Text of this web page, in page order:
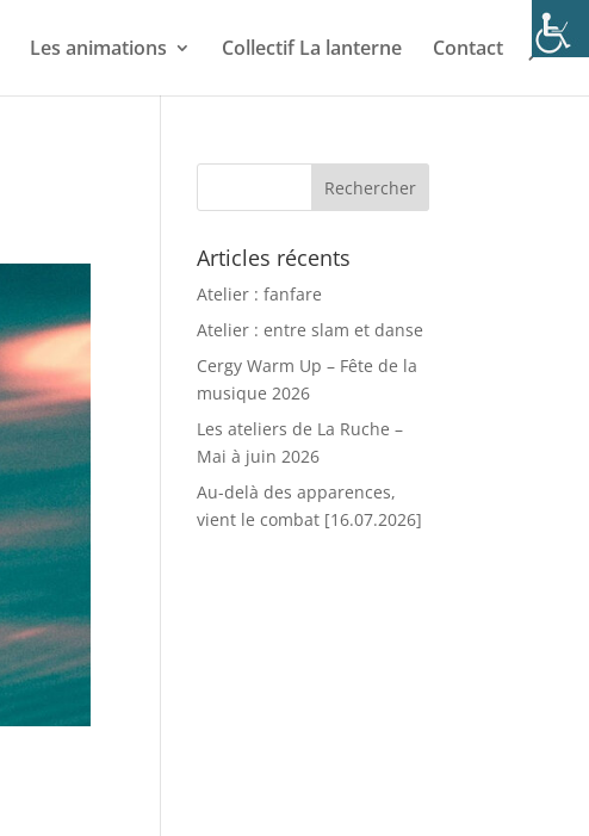
Les animations Collectif La lanterne Contact
Articles récents
Atelier : fanfare
Atelier : entre slam et danse
Cergy Warm Up – Fête de la
musique 2026
Les ateliers de La Ruche –
Mai à juin 2026
Au-delà des apparences,
vient le combat [16.07.2026]